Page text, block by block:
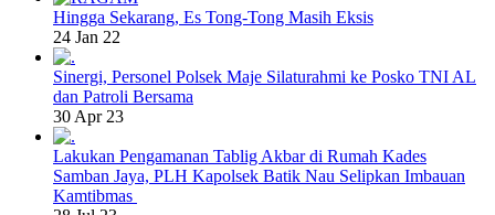
Hingga Sekarang, Es Tong-Tong Masih Eksis
24 Jan 22
Sinergi, Personel Polsek Maje Silaturahmi ke Posko TNI AL
dan Patroli Bersama
30 Apr 23
Lakukan Pengamanan Tablig Akbar di Rumah Kades
Samban Jaya, PLH Kapolsek Batik Nau Selipkan Imbauan
Kamtibmas